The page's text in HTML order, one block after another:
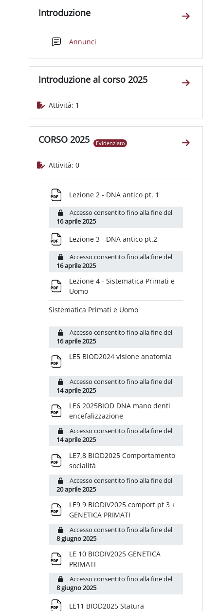
Introduzione
Vai alla
Annunci
Introduzione al corso 2025
Vai alla
Attività: 1
CORSO 2025 Evidenziato Vai alla
Attività: 0
Lezione 2 - DNA antico pt. 1
Accesso consentito fino alla fine del
16 aprile 2025
Lezione 3 - DNA antico pt.2
Accesso consentito fino alla fine del
16 aprile 2025
Lezione 4 - Sistematica Primati e
Uomo
Sistematica Primati e Uomo
Accesso consentito fino alla fine del
16 aprile 2025
LE5 BIOD2024 visione anatomia
Accesso consentito fino alla fine del
14 aprile 2025
LE6 2025BIOD DNA mano denti
encefalizzazione
Accesso consentito fino alla fine del
14 aprile 2025
LE7,8 BIOD2025 Comportamento
socialità
Accesso consentito fino alla fine del
20 aprile 2025
LE9 9 BIODIV2025 comport pt 3 +
GENETICA PRIMATI
Accesso consentito fino alla fine del
8 giugno 2025
LE 10 BIODIV2025 GENETICA
PRIMATI
Accesso consentito fino alla fine del
8 giugno 2025
LE11 BIOD2025 Statura